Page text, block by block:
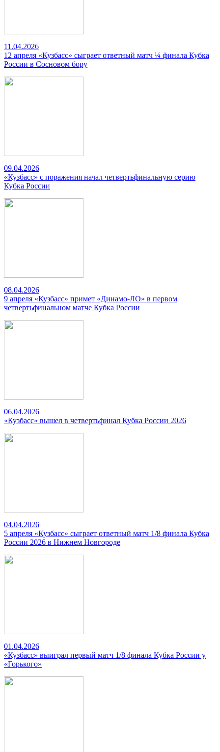
11.04.2026
12 апреля «Кузбасс» сыграет ответный матч ¼ финала Кубка
России в Сосновом бору
09.04.2026
«Кузбасс» с поражения начал четвертьфинальную серию
Кубка России
08.04.2026
9 апреля «Кузбасс» примет «Динамо-ЛО» в первом
четвертьфинальном матче Кубка России
06.04.2026
«Кузбасс» вышел в четвертьфинал Кубка России 2026
04.04.2026
5 апреля «Кузбасс» сыграет ответный матч 1/8 финала Кубка
России 2026 в Нижнем Новгороде
01.04.2026
«Кузбасс» выиграл первый матч 1/8 финала Кубка России у
«Горького»